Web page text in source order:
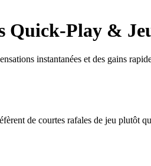
Quick‑Play &
instantanées et des gains
de courtes rafales de jeu plutôt